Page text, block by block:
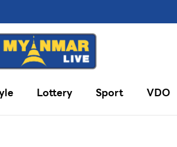
Lottery Sport VDO